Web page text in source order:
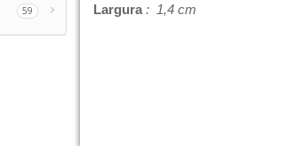
59 Largura: 1,4 cm